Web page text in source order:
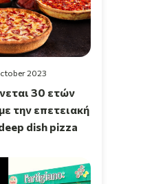
2023
30 ετών
την επετειακή
dish pizza